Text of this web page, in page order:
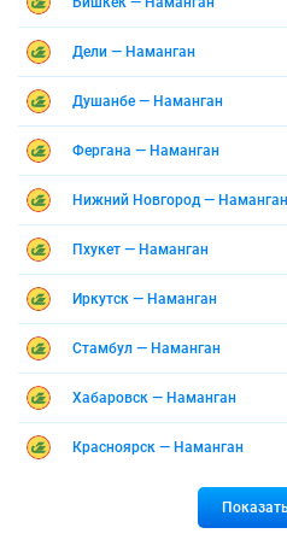
Дели — Наманган
Душанбе — Наманган
Фергана — Наманган
Нижний Новгород — Наманган
Пхукет — Наманган
Иркутск — Наманган
Стамбул — Наманган
Хабаровск — Наманган
Красноярск — Наманган